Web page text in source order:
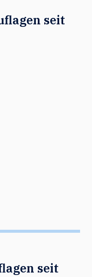
seit
seit